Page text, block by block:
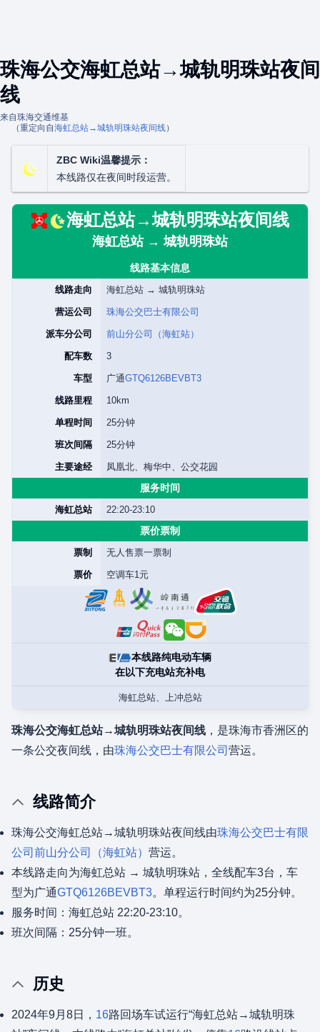
珠海公交海虹总站→城轨明珠站夜间
线
来自珠海交通维基
（重定向自海虹总站→城轨明珠站夜间线）
ZBC Wiki温馨提示：
本线路仅在夜间时段运营。
海虹总站→城轨明珠站夜间线
海虹总站 → 城轨明珠站
线路基本信息
线路走向 海虹总站 → 城轨明珠站
营运公司 珠海公交巴士有限公司
派车分公司 前山分公司（海虹站）
配车数 3
车型 广通GTQ6126BEVBT3
线路里程 10km
单程时间 25分钟
班次间隔 25分钟
主要途经 凤凰北、梅华中、公交花园
服务时间
海虹总站 22:20-23:10
票价票制
票制 无人售票一票制
票价 空调车1元
本线路纯电动车辆
在以下充电站充补电
海虹总站、上冲总站
珠海公交海虹总站→城轨明珠站夜间线 ，是珠海市香洲区的
一条公交夜间线，由珠海公交巴士有限公司 营运。
线路简介
珠海公交海虹总站→城轨明珠站夜间线由珠海公交巴士有限
公司 前山分公司（海虹站） 营运。
本线路走向为海虹总站 → 城轨明珠站，全线配车3台，车
型为广通GTQ6126BEVBT3。单程运行时间约为25分钟。
服务时间：海虹总站 22:20-23:10。
班次间隔：25分钟一班。
历史
2024年9月8日， 16路回场车试运行“海虹总站→城轨明珠